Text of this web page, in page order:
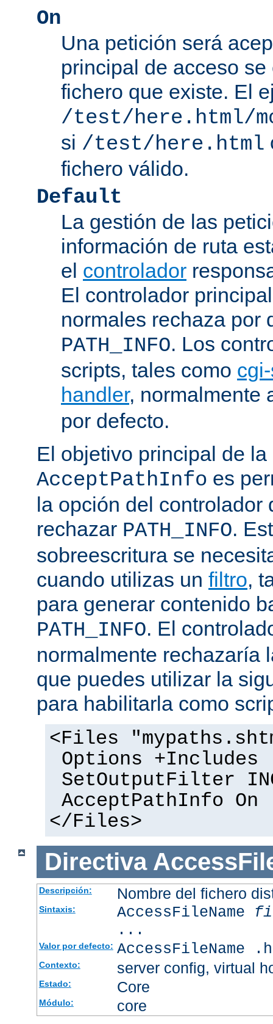
On
Una petición será
principal de acceso
fichero que existe. El
/test/here.html/
si /test/here.html
fichero válido.
Default
La gestión de las
información de ruta
el controlador
El controlador
normales rechaza por
PATH_INFO. Los
scripts, tales como
handler, normalmente
por defecto.
El objetivo principal de la
AcceptPathInfo es
la opción del controlador
rechazar PATH_INFO.
sobreescritura se
cuando utilizas un filtro,
para generar contenido
PATH_INFO. El
normalmente rechazaría
que puedes utilizar la
para habilitarla como
<Files
Options +Includes
SetOutputFilter
AcceptPathInfo On
</Files>
Directiva
Descripción: Nombre del fichero
Sintaxis: AccessFileName
...
Valor por defecto: AccessFileName
Contexto: server config, virtual
Estado: Core
Módulo: core